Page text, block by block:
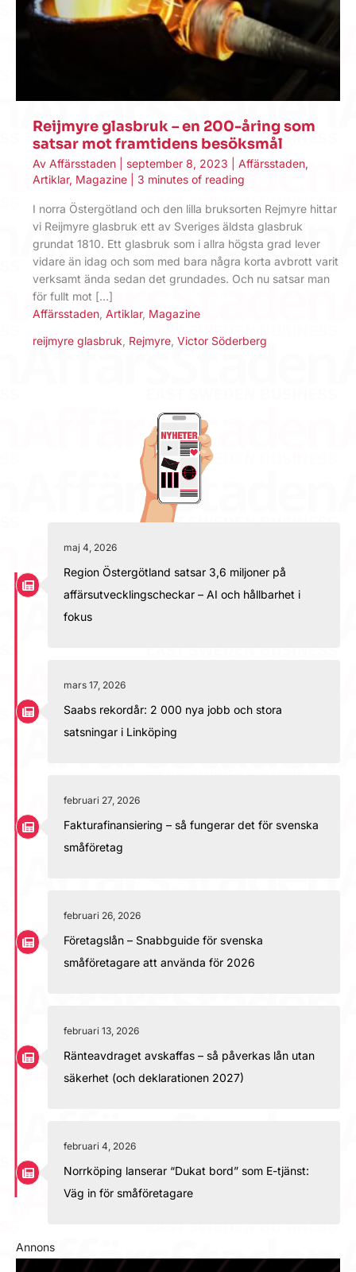
Reijmyre glasbruk – en 200-åring som
satsar mot framtidens besöksmål
Av Affärsstaden september 8, 2023 Affärsstaden,
Artiklar, Magazine 3 minutes of reading
I norra Östergötland och den lilla bruksorten Rejmyre hittar
vi Reijmyre glasbruk ett av Sveriges äldsta glasbruk
grundat 1810. Ett glasbruk som i allra högsta grad lever
vidare än idag och som med bara några korta avbrott varit
verksamt ända sedan det grundades. Och nu satsar man
för fullt mot […]
Affärsstaden Artiklar, Magazine
reijmyre glasbruk Rejmyre Victor Söderberg
maj 4, 2026
Region Östergötland satsar 3,6 miljoner på
affärsutvecklingscheckar – AI och hållbarhet i
fokus
mars 17, 2026
Saabs rekordår: 2 000 nya jobb och stora
satsningar i Linköping
februari 27, 2026
Fakturafinansiering – så fungerar det för svenska
småföretag
februari 26, 2026
Företagslån – Snabbguide för svenska
småföretagare att använda för 2026
februari 13, 2026
Ränteavdraget avskaffas – så påverkas lån utan
säkerhet (och deklarationen 2027)
februari 4, 2026
Norrköping lanserar “Dukat bord” som E-tjänst:
Väg in för småföretagare
Annons